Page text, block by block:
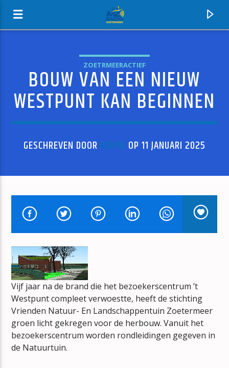
MZ-RADIO
HUIDIG NUMMER
ANGEL OF HARLEM
U2
mz-radio
ZOETRMEERACTIEF
BOUW VAN EEN NIEUW
WESTPUNT KAN BEGINNEN
GESCHREVEN DOOR ADMIN OP 11 JANUARI 2025
Vijf jaar na de brand die het bezoekerscentrum ’t
Westpunt compleet verwoestte, heeft de stichting
Vrienden Natuur- En Landschappentuin Zoetermeer
groen licht gekregen voor de herbouw. Vanuit het
bezoekerscentrum worden rondleidingen gegeven in
de Natuurtuin.